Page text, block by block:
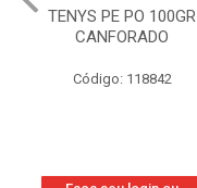
TENYS PE PO 100GR
CANFORADO
Código: 118842